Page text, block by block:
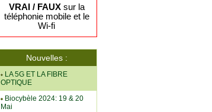
VRAI / FAUXsur la
téléphonie mobile et le
Wi-fi
Nouvelles :
LA 5G ET LA FIBRE
OPTIQUE
Biocybèle 2024: 19 & 20
Mai